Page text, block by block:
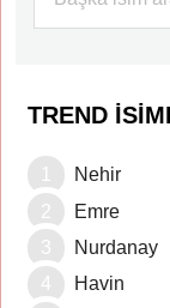
TREND
Nehir
Emre
Nurdanay
Havin